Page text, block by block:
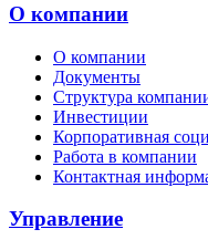
О компании
О компании
Документы
Структура
Инвестиции
Корпоративная
Работа в компании
Контактная
Управление